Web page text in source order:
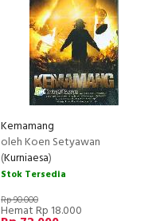
Kemamang
oleh Koen Setyawan
(Kurniaesa)
Stok Tersedia
Rp 90.000
Hemat Rp 18.000